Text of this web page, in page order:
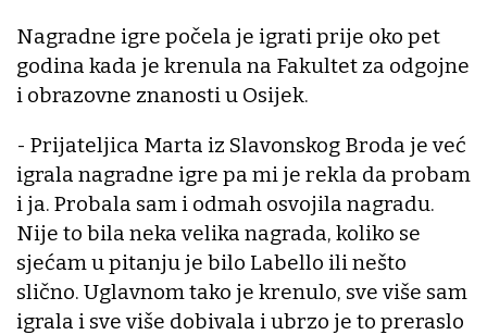
Nagradne igre počela je igrati prije oko pet
godina kada je krenula na Fakultet za odgojne
i obrazovne znanosti u Osijek.
- Prijateljica Marta iz Slavonskog Broda je već
igrala nagradne igre pa mi je rekla da probam
i ja. Probala sam i odmah osvojila nagradu.
Nije to bila neka velika nagrada, koliko se
sjećam u pitanju je bilo Labello ili nešto
slično. Uglavnom tako je krenulo, sve više sam
igrala i sve više dobivala i ubrzo je to preraslo